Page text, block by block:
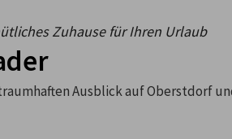
Zuhause für Ihren Urlaub
Ausblick auf Oberstdorf